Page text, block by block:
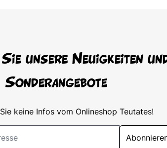
unsere Neuigkeiten
Sonderangebote
keine Infos vom Onlineshop Teutates!